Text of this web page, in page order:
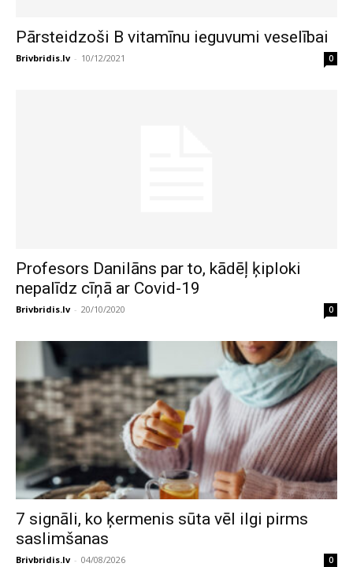
Pārsteidzoši B vitamīnu ieguvumi veselībai
Brivbridis.lv - 10/12/2021 0
Profesors Danilāns par to, kādēļ ķiploki
nepalīdz cīņā ar Covid-19
Brivbridis.lv - 20/10/2020 0
7 signāli, ko ķermenis sūta vēl ilgi pirms
saslimšanas
Brivbridis.lv - 04/08/2026 0